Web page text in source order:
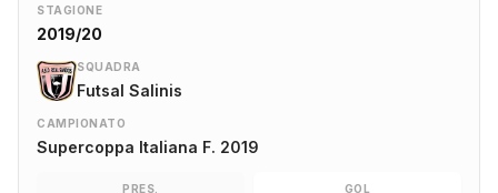
STAGIONE
2019/20
SQUADRA
Futsal Salinis
CAMPIONATO
Supercoppa Italiana F. 2019
PRES. GOL